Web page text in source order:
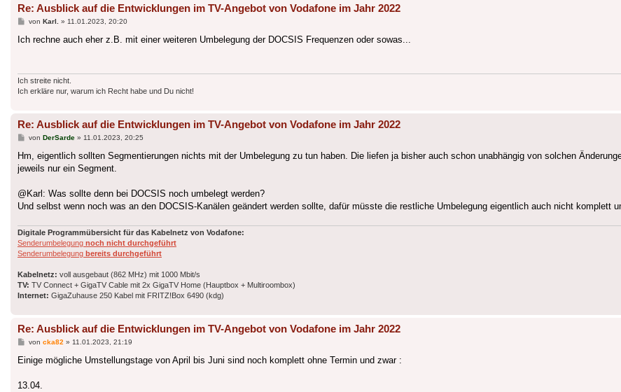
Re: Ausblick auf die Entwicklungen im TV-Angebot von Vodafone im Jahr 2022
Beitrag
von Karl. » 11.01.2023, 20:20
Ich rechne auch eher z.B. mit einer weiteren Umbelegung der DOCSIS Frequenzen oder sowas...
Ich streite nicht.
Ich erkläre nur, warum ich Recht habe und Du nicht!
Re: Ausblick auf die Entwicklungen im TV-Angebot von Vodafone im Jahr 2022
Beitrag
von DerSarde» 11.01.2023, 20:25
Hm, eigentlich sollten Segmentierungen nichts mit der Umbelegung zu tun haben. Die liefen ja bisher auch schon unabhängig von solchen
jeweils nur ein Segment.
@Karl: Was sollte denn bei DOCSIS noch umbelegt werden?
Und selbst wenn noch was an den DOCSIS-Kanälen geändert werden sollte, dafür müsste die restliche Umbelegung eigentlich auch nicht komplett
Digitale Programmübersicht für das Kabelnetz von Vodafone:
Senderumbelegung noch nicht durchgeführt
Senderumbelegung bereits durchgeführt
Kabelnetz: voll ausgebaut (862 MHz) mit 1000 Mbit/s
TV: TV Connect + GigaTV Cable mit 2x GigaTV Home (Hauptbox + Multiroombox)
Internet: GigaZuhause 250 Kabel mit FRITZ!Box 6490 (kdg)
Re: Ausblick auf die Entwicklungen im TV-Angebot von Vodafone im Jahr 2022
Beitrag
von cka82» 11.01.2023, 21:19
Einige mögliche Umstellungstage von April bis Juni sind noch komplett ohne Termin und zwar :
13.04.